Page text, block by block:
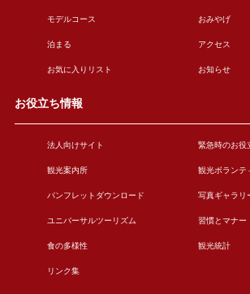
モデルコース おみやげ
泊まる アクセス
お気に入りリスト お知らせ
お役立ち情報
法人向けサイト 緊急時のお役
観光案内所 観光ボランテ
パンフレットダウンロード 写真ギャラリ
ユニバーサルツーリズム 習慣とマナー
食の多様性 観光統計
リンク集